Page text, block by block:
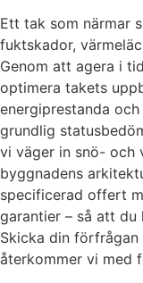
Ett tak som närmar
fuktskador,
Genom att agera i
optimera takets
energiprestanda
grundlig
vi väger in snö- och
byggnadens
specificerad offert
garantier – så att
Skicka din
återkommer vi med